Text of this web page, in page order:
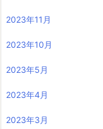
2023年11月
2023年10月
2023年5月
2023年4月
2023年3月